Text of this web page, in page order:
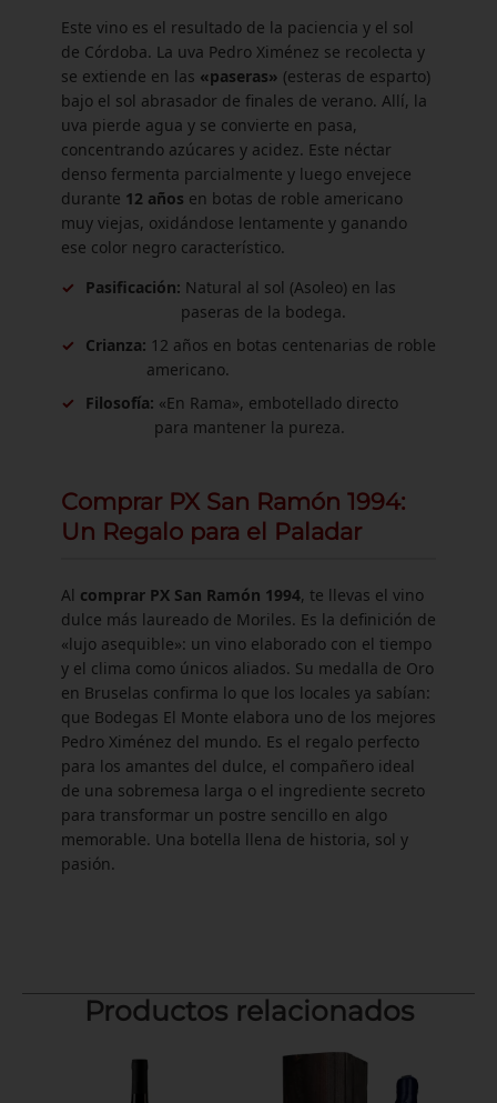
Este vino es el resultado de la paciencia y el sol
de Córdoba. La uva Pedro Ximénez se recolecta y
se extiende en las «paseras» (esteras de esparto)
bajo el sol abrasador de finales de verano. Allí, la
uva pierde agua y se convierte en pasa,
concentrando azúcares y acidez. Este néctar
denso fermenta parcialmente y luego envejece
durante 12 años en botas de roble americano
muy viejas, oxidándose lentamente y ganando
ese color negro característico.
✓
Pasificación: Natural al sol (Asoleo) en las
paseras de la bodega.
✓
Crianza: 12 años en botas centenarias de roble
americano.
✓
Filosofía: «En Rama», embotellado directo
para mantener la pureza.
Comprar PX San Ramón 1994:
Un Regalo para el Paladar
Al comprar PX San Ramón 1994, te llevas el vino
dulce más laureado de Moriles. Es la definición de
«lujo asequible»: un vino elaborado con el tiempo
y el clima como únicos aliados. Su medalla de Oro
en Bruselas confirma lo que los locales ya sabían:
que Bodegas El Monte elabora uno de los mejores
Pedro Ximénez del mundo. Es el regalo perfecto
para los amantes del dulce, el compañero ideal
de una sobremesa larga o el ingrediente secreto
para transformar un postre sencillo en algo
memorable. Una botella llena de historia, sol y
pasión.
Productos relacionados